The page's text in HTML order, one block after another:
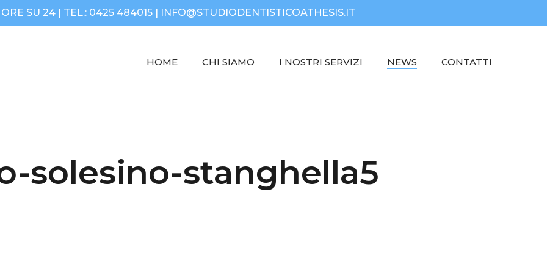
SU 24 | TEL.: 0425 484015 | INFO@STUDIODENTISTICOATHESIS.IT
HOME CHI SIAMO I NOSTRI SERVIZI NEWS CONTATTI
solesino-stanghella5